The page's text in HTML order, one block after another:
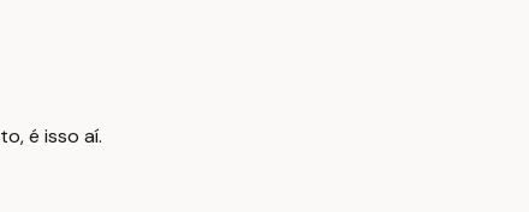
é isso aí.